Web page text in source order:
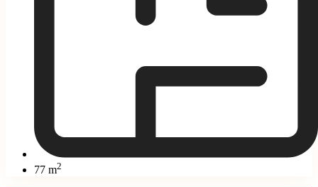
77 m2